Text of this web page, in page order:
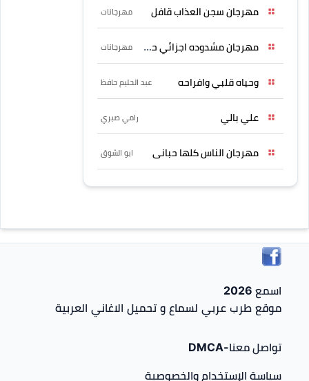
مهرجان سجن العذاب قافل مهرجانات
مهرجان مشدوده اجزائي حربونى مهرجانات
وحياه قلبي وافراحه عبد الحليم حافظ
علي بالي رامي صبري
مهرجان الناس كلها حبانى ابو الشوق
اسمع 2026
موقع طرب عربي لسماع و تحميل الاغاني العربية
تواصل معنا-DMCA
سياسة الإستخدام والخصوصية